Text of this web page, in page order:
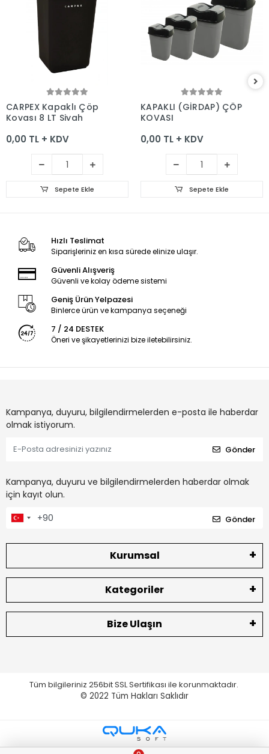
CARPEX Kapaklı Çöp
Kovası 8 LT Siyah
0,00 TL + KDV
Sepete Ekle
Sepete Ekle
KAPAKLI (GİRDAP) ÇÖP
KOVASI
0,00 TL + KDV
Sepete Ekle
Hızlı Teslimat
Siparişleriniz en kısa sürede elinize ulaşır.
Güvenli Alışveriş
Güvenli ve kolay ödeme sistemi
Geniş Ürün Yelpazesi
Binlerce ürün ve kampanya seçeneği
7 / 24 DESTEK
Öneri ve şikayetlerinizi bize iletebilirsiniz.
Kampanya, duyuru, bilgilendirmelerden e-posta ile haberdar
olmak istiyorum.
Gönder
Kampanya, duyuru ve bilgilendirmelerden haberdar olmak
için kayıt olun.
Gönder
Kurumsal
Kategoriler
Bize Ulaşın
Tüm bilgileriniz 256bit SSL Sertifikası ile korunmaktadır.
© 2022 Tüm Hakları Saklıdır